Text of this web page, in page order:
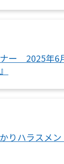
ー 2025年
りハラスメ